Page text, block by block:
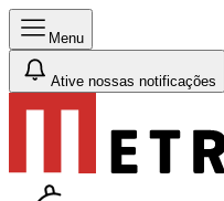
Menu
Ative nossas notificações